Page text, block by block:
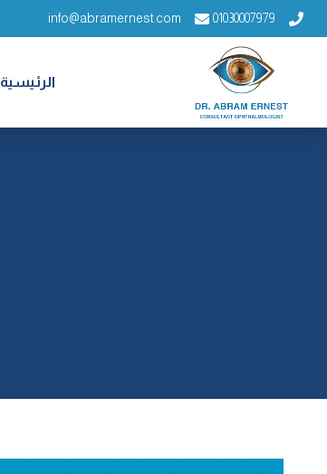
01030007979
info@abramernest.com
الرئيسية